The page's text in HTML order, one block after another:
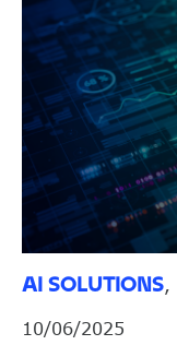
AI SOLUTIONS,
10/06/2025